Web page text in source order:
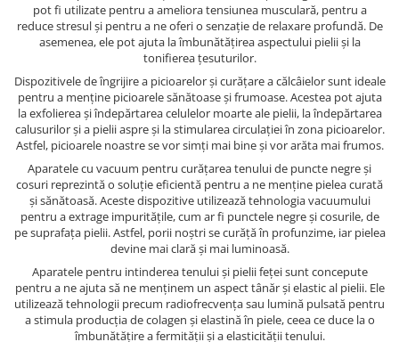
pot fi utilizate pentru a ameliora tensiunea musculară, pentru a
reduce stresul și pentru a ne oferi o senzație de relaxare profundă. De
asemenea, ele pot ajuta la îmbunătățirea aspectului pielii și la
tonifierea țesuturilor.
Dispozitivele de îngrijire a picioarelor și curățare a călcâielor sunt ideale
pentru a menține picioarele sănătoase și frumoase. Acestea pot ajuta
la exfolierea și îndepărtarea celulelor moarte ale pielii, la îndepărtarea
calusurilor și a pielii aspre și la stimularea circulației în zona picioarelor.
Astfel, picioarele noastre se vor simți mai bine și vor arăta mai frumos.
Aparatele cu vacuum pentru curățarea tenului de puncte negre și
cosuri reprezintă o soluție eficientă pentru a ne menține pielea curată
și sănătoasă. Aceste dispozitive utilizează tehnologia vacuumului
pentru a extrage impuritățile, cum ar fi punctele negre și cosurile, de
pe suprafața pielii. Astfel, porii noștri se curăță în profunzime, iar pielea
devine mai clară și mai luminoasă.
Aparatele pentru intinderea tenului și pielii feței sunt concepute
pentru a ne ajuta să ne menținem un aspect tânăr și elastic al pielii. Ele
utilizează tehnologii precum radiofrecvența sau lumină pulsată pentru
a stimula producția de colagen și elastină în piele, ceea ce duce la o
îmbunătățire a fermității și a elasticității tenului.